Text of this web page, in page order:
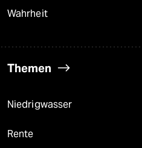
Wahrheit
Themen
Niedrigwasser
Rente